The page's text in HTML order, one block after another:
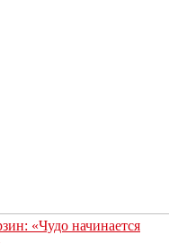
«Чудо начинается